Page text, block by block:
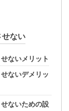
せない
ないメリット
ないデメリッ
ないための設